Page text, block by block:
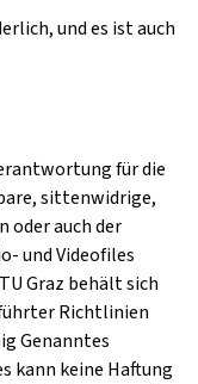
und es ist auch
für die
sittenwidrige,
oder auch der
und Videofiles
Graz behält sich
Richtlinien
Genanntes
kann keine Haftung